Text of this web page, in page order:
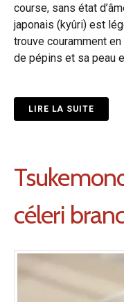
course, sans état
japonais (kyûri) est
trouve couramment
de pépins et sa peau
LIRE LA SUITE
céleri